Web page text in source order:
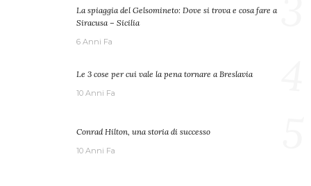
La spiaggia del Gelsomineto: Dove si trova e cosa fare a
Siracusa – Sicilia
6 Anni Fa
Le 3 cose per cui vale la pena tornare a Breslavia
10 Anni Fa
Conrad Hilton, una storia di successo
10 Anni Fa